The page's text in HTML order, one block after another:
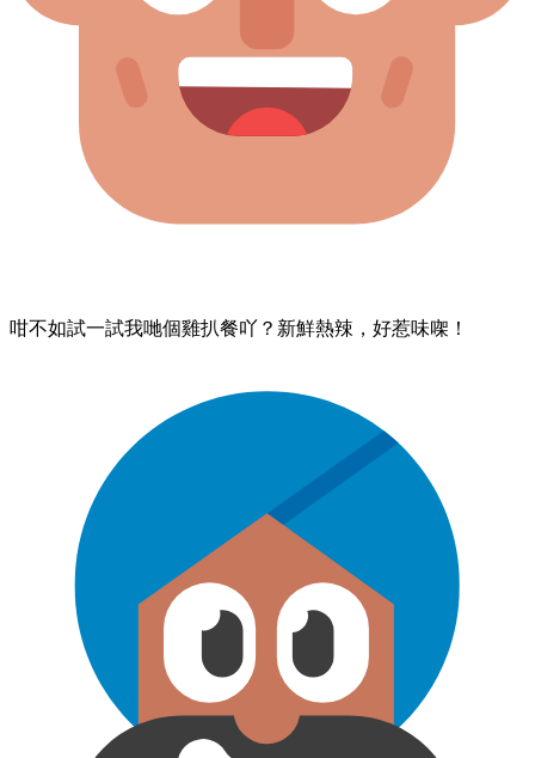
咁​不如​試一試​我哋​個​雞扒餐​吖？​新鮮​熱辣，​好​惹味​㗎！